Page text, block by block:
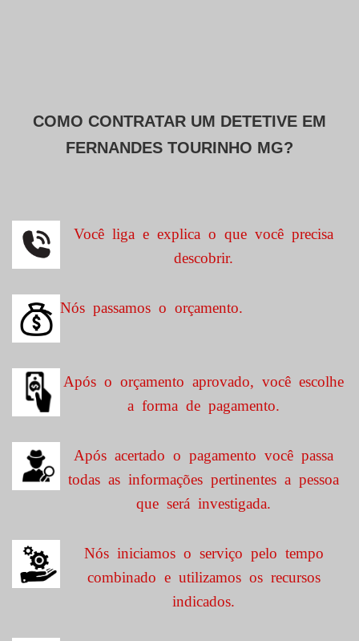
COMO CONTRATAR UM DETETIVE EM
FERNANDES TOURINHO MG?
Você liga e explica o que você precisa
descobrir.
Nós passamos o orçamento.
Após o orçamento aprovado, você escolhe
a forma de pagamento.
Após acertado o pagamento você passa
todas as informações pertinentes a pessoa
que será investigada.
Nós iniciamos o serviço pelo tempo
combinado e utilizamos os recursos
indicados.